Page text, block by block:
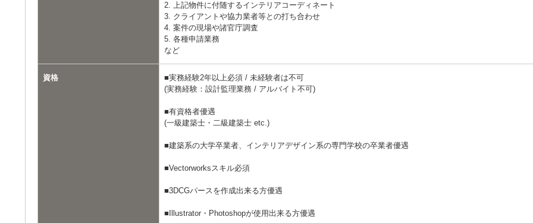
2. 上記物件に付随するインテリアコーディネート
3. クライアントや協力業者等との打ち合わせ
4. 案件の現場や諸官庁調査
5. 各種申請業務
など
資格
■実務経験2年以上必須 / 未経験者は不可
(実務経験：設計監理業務 / アルバイト不可)
■有資格者優遇
(一級建築士・二級建築士 etc.)
■建築系の大学卒業者、インテリアデザイン系の専門学校の卒業者優遇
■Vectorworksスキル必須
■3DCGパースを作成出来る方優遇
■Illustrator・Photoshopが使用出来る方優遇